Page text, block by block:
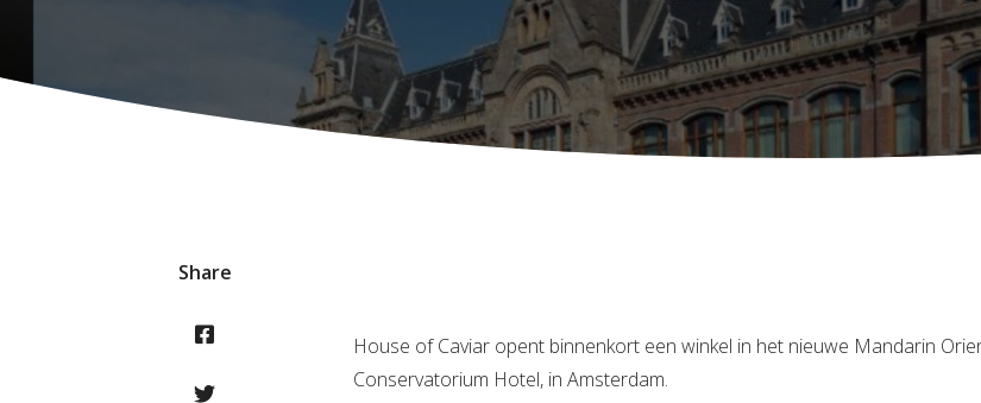
Share
House of Caviar opent binnenkort een winkel in het nieuwe Mandarin
Conservatorium Hotel, in Amsterdam.